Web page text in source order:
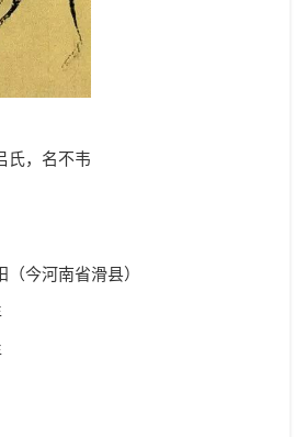
氏，名不韦
（今河南省滑县）